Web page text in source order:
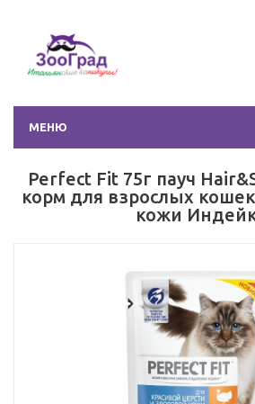
МЕНЮ
Perfect Fit 75г пауч
корм для взрослых
кожи